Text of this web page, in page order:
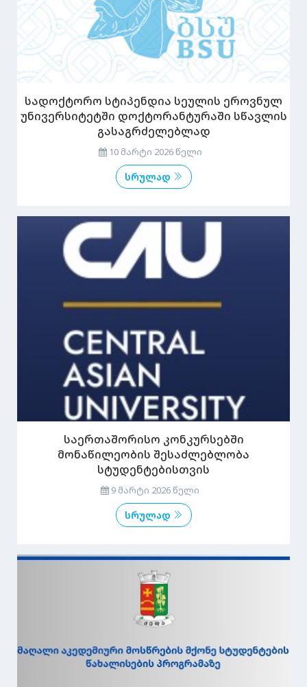
სადოქტორო სტიპენდია სეულის ეროვნულ
უნივერსიტეტში დოქტორანტურაში სწავლის
გასაგრძელებლად
10 მარტი 2026 წელი
სრულად
საერთაშორისო კონკურსებში
მონაწილეობის შესაძლებლობა
სტუდენტებისთვის
9 მარტი 2026 წელი
სრულად